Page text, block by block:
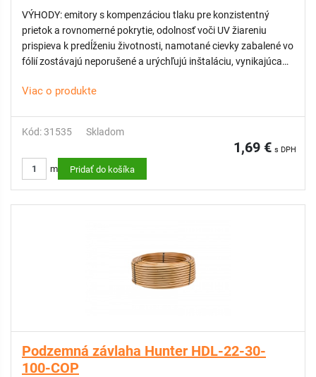
VÝHODY: emitory s kompenzáciou tlaku pre konzistentný
prietok a rovnomerné pokrytie, odolnosť voči UV žiareniu
prispieva k predĺženiu životnosti, namotané cievky zabalené vo
fólií zostávajú neporušené a urýchľujú inštaláciu, vynikajúca
s viacerými vstupnými filtrami, širokým turbulentým
Viac o produkte
Kód: 31535 Skladom
1,69 € s DPH
m Pridať do košíka
Podzemná závlaha Hunter HDL-22-30-
100-COP